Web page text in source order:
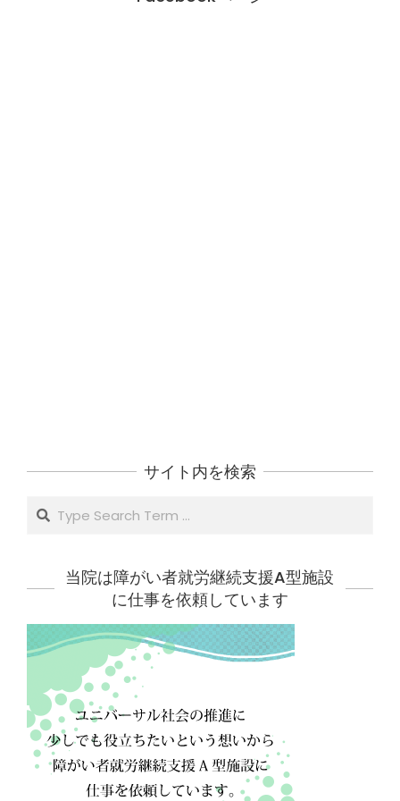
サイト内を検索
Search
当院は障がい者就労継続支援A型施設
に仕事を依頼しています